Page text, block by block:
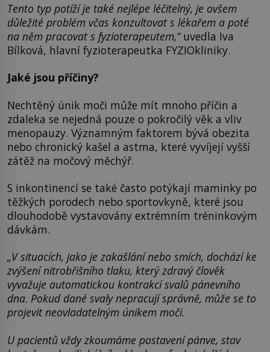
Tento typ potíží je také nejlépe léčitelný, je ovšem
důležité problém včas konzultovat s lékařem a poté
na něm pracovat s fyzioterapeutem,“uvedla Iva
Bílková, hlavní fyzioterapeutka FYZIOkliniky.
Jaké jsou příčiny?
Nechtěný únik moči může mít mnoho příčin a
zdaleka se nejedná pouze o pokročilý věk a vliv
menopauzy. Významným faktorem bývá obezita
nebo chronický kašel a astma, které vyvíjejí vyšší
zátěž na močový měchýř.
S inkontinencí se také často potýkají maminky po
těžkých porodech nebo sportovkyně, které jsou
dlouhodobě vystavovány extrémním tréninkovým
dávkám.
„V situacích, jako je zakašlání nebo smích, dochází ke
zvýšení nitrobřišního tlaku, který zdravý člověk
vyvažuje automatickou kontrakcí svalů pánevního
dna. Pokud dané svaly nepracují správně, může se to
projevit neovladatelným únikem moči.
U pacientů vždy zkoumáme postavení pánve, stav